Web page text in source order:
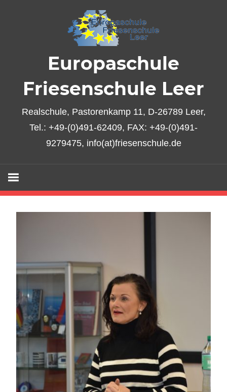
Europaschule
Friesenschule Leer
Realschule, Pastorenkamp 11, D-26789 Leer,
Tel.: +49-(0)491-62409, FAX: +49-(0)491-
9279475, info(at)friesenschule.de